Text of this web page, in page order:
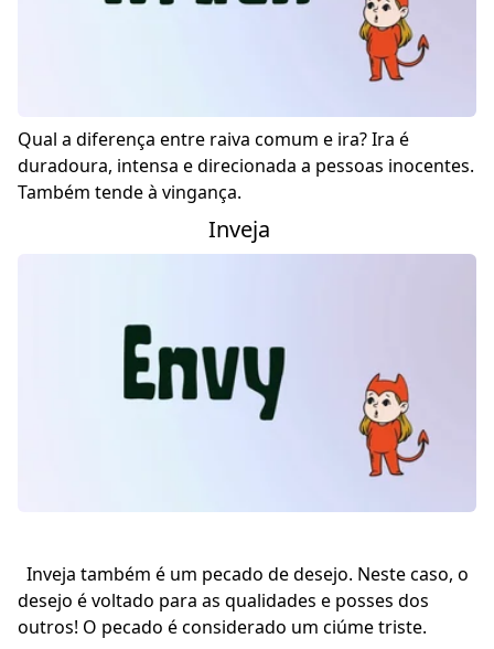
Qual a diferença entre raiva comum e ira? Ira é
duradoura, intensa e direcionada a pessoas inocentes.
Também tende à vingança.
Inveja
Inveja também é um pecado de desejo. Neste caso, o
desejo é voltado para as qualidades e posses dos
outros! O pecado é considerado um ciúme triste.